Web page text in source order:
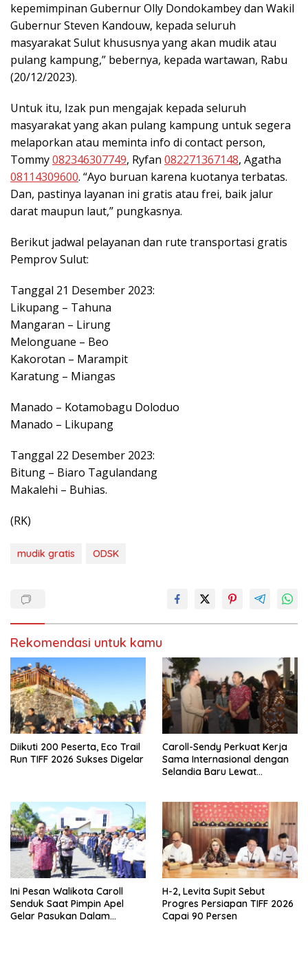
kepemimpinan Gubernur Olly Dondokambey dan Wakil
Gubernur Steven Kandouw, kepada seluruh
masyarakat Sulut khususnya yang akan mudik atau
pulang kampung,” bebernya, kepada wartawan, Rabu
(20/12/2023).
Untuk itu, Izak pun mengajak kepada seluruh
masyarakat yang akan pulang kampung untuk segera
melaporkan atau meminta info di contact person,
Tommy082346307749, Ryfan 082271367148, Agatha
08114309600. “Ayo buruan karena kuotanya terbatas.
Dan, pastinya layanan ini gratis atau frei, baik jalur
darat maupun laut,” pungkasnya.
Berikut jadwal pelayanan dan rute transportasi gratis
Pemprov Sulut:
Tanggal 21 Desember 2023:
Likupang – Tahuna
Mangaran – Lirung
Melonguane – Beo
Kakorotan – Marampit
Karatung – Miangas
Manado – Kotamobagu Doloduo
Manado – Likupang
Tanggal 22 Desember 2023:
Bitung – Biaro Tagulandang
Makalehi – Buhias.
(RK)
mudik gratis ODSK
Rekomendasi untuk kamu
Diikuti 200 Peserta, Eco Trail
Run TIFF 2026 Sukses Digelar
Caroll-Sendy Perkuat Kerja
Sama Internasional dengan
Selandia Baru Lewat
Ini Pesan Walikota Caroll
Senduk Saat Pimpin Apel
Gelar Pasukan Dalam
H-2, Levita Supit Sebut
Progres Persiapan TIFF 2026
Capai 90 Persen